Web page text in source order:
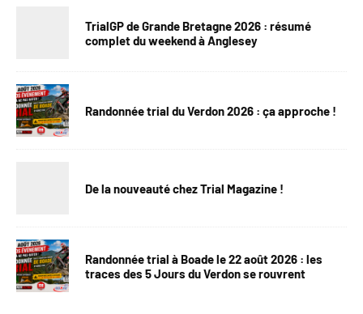
TrialGP de Grande Bretagne 2026 : résumé
complet du weekend à Anglesey
Randonnée trial du Verdon 2026 : ça approche !
De la nouveauté chez Trial Magazine !
Randonnée trial à Boade le 22 août 2026 : les
traces des 5 Jours du Verdon se rouvrent